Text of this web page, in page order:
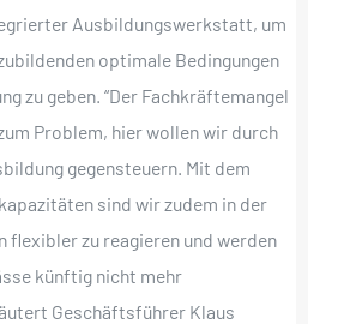
Ausbildungswerkstatt, um
optimale Bedingungen
zu geben. “Der Fachkräftemangel
Problem, hier wollen wir durch
gegensteuern. Mit dem
sind wir zudem in der
flexibler zu reagieren und werden
künftig nicht mehr
Geschäftsführer Klaus